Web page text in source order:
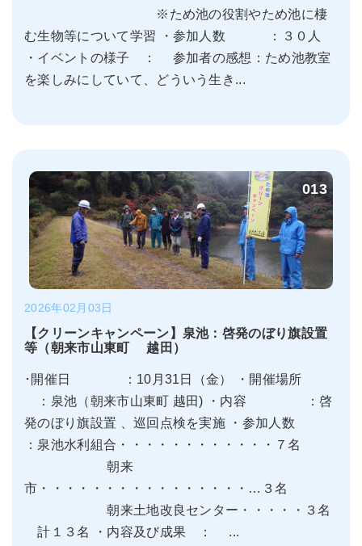
※ため池の役割やため池に棲
む生物等について学習 ・参加人数 ：３０人
・イベントの様子 ： 参加者の感想：ため池教室
を楽しみにしていて、どういう生き...
013
2026年02月03日
【クリーンキャンペーン】泉池：啓発のぼり旗設置
等（朝来市山東町 越田）
･開催日 ：10月31日（金） ・開催場所
：泉池（朝来市山東町 越田) ・内容 ：啓
発のぼり旗設置 、巡回点検を実施 ・参加人数
：泉池水利組合・・・・・・・・・・・・７名
朝来
市・・・・・・・・・・・・・・・・…３名
朝来土地改良センター・・・・・３名
計１３名 ・内容及び成果 ： ...